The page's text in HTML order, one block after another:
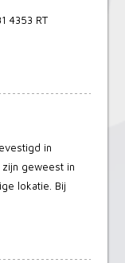
4353 RT
in
geweest in
lokatie. Bij